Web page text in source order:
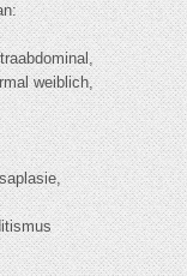
weiblich,